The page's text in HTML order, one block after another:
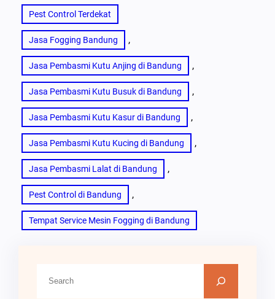
Pest Control Terdekat
Jasa Fogging Bandung ,
Jasa Pembasmi Kutu Anjing di Bandung ,
Jasa Pembasmi Kutu Busuk di Bandung ,
Jasa Pembasmi Kutu Kasur di Bandung ,
Jasa Pembasmi Kutu Kucing di Bandung ,
Jasa Pembasmi Lalat di Bandung ,
Pest Control di Bandung ,
Tempat Service Mesin Fogging di Bandung